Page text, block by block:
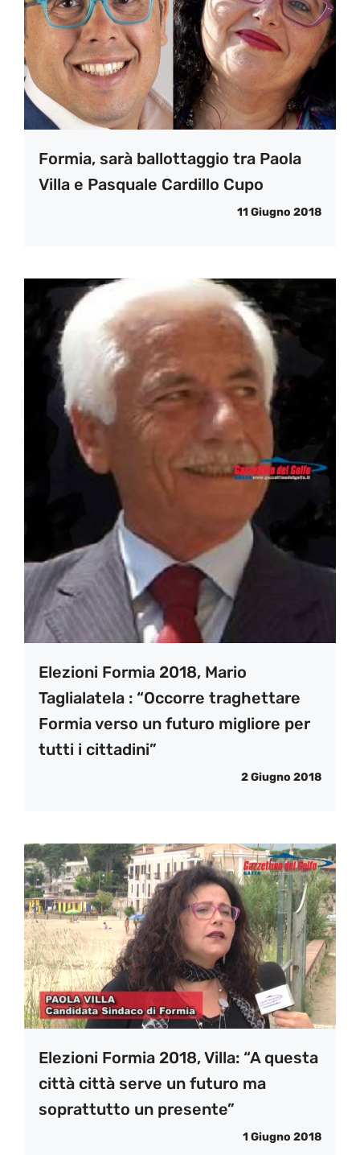
Formia, sarà ballottaggio tra Paola
Villa e Pasquale Cardillo Cupo
11 Giugno 2018
Elezioni Formia 2018, Mario
Taglialatela : “Occorre traghettare
Formia verso un futuro migliore per
tutti i cittadini”
2 Giugno 2018
Elezioni Formia 2018, Villa: “A questa
città città serve un futuro ma
soprattutto un presente”
1 Giugno 2018